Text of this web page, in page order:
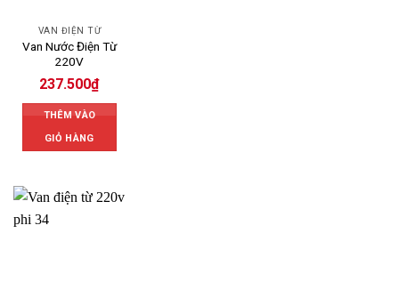
VAN ĐIỆN TỪ
Van Nước Điện Từ
220V
237.500₫
THÊM VÀO
GIỎ HÀNG